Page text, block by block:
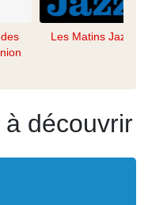
Les Matins Jazz
découvrir